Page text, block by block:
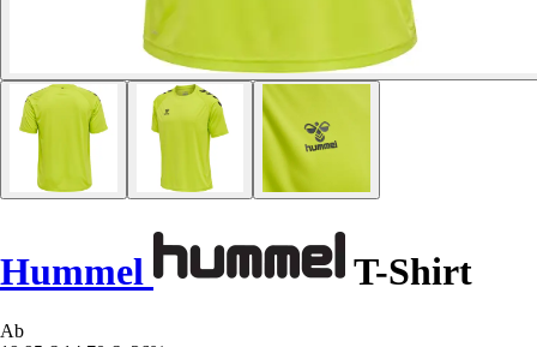
Hummel T-Shirt
Ab